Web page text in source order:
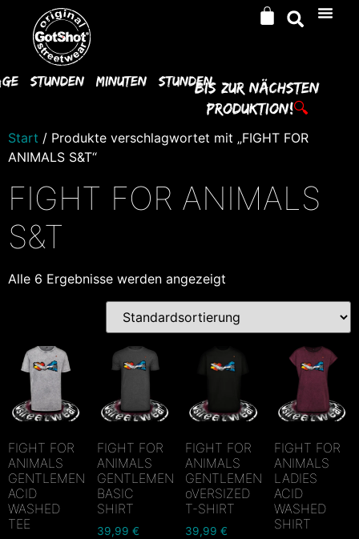
Stunden Minuten StundenBis ZurNächsten
Produktion!🔍
Start / Produkte verschlagwortet mit „FIGHT FOR
ANIMALS S&T“
FIGHT FOR ANIMALS
S&T
Alle 6 Ergebnisse werden angezeigt
FIGHT FOR
ANIMALS
GENTLEMEN
ACID
WASHED
TEE
FIGHT FOR
ANIMALS
GENTLEMEN
BASIC
SHIRT
39,99 €
FIGHT FOR
ANIMALS
GENTLEMEN
oVERSIZED
T-SHIRT
39,99€
FIGHT FOR
ANIMALS
LADIES
ACID
WASHED
SHIRT